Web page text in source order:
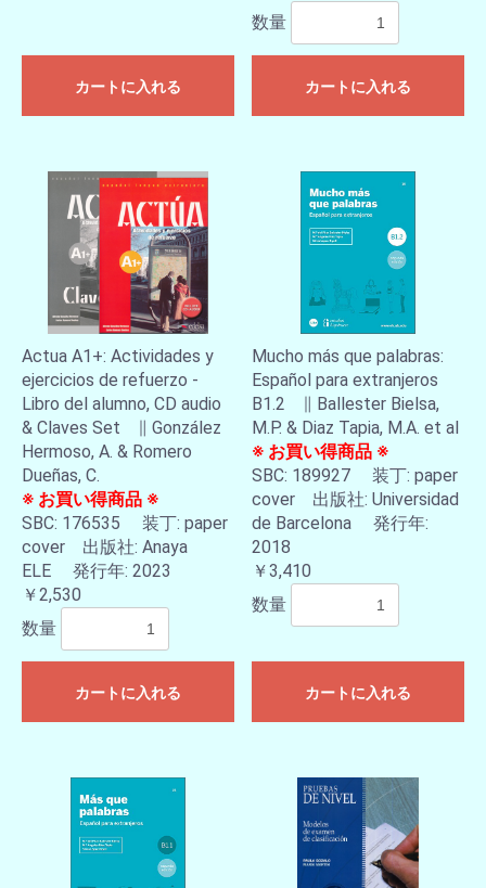
カートに入れる
数量
カートに入れる
Actua A1+: Actividades y
ejercicios de refuerzo -
Libro del alumno, CD audio
& Claves Set ∥ González
Hermoso, A. & Romero
Dueñas, C.
※ お買い得商品 ※
SBC: 176535 装丁: paper
cover 出版社: Anaya
ELE 発行年: 2023
￥2,530
数量
カートに入れる
Mucho más que palabras:
Español para extranjeros
B1.2 ∥ Ballester Bielsa,
M.P. & Diaz Tapia, M.A. et al
※ お買い得商品 ※
SBC: 189927 装丁: paper
cover 出版社: Universidad
de Barcelona 発行年:
2018
￥3,410
数量
カートに入れる